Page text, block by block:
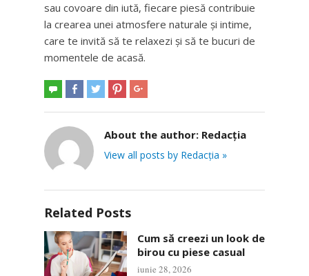
sau covoare din iută, fiecare piesă contribuie
la crearea unei atmosfere naturale și intime,
care te invită să te relaxezi și să te bucuri de
momentele de acasă.
About the author: Redacția
View all posts by Redacția »
Related Posts
Cum să creezi un look de
birou cu piese casual
iunie 28, 2026